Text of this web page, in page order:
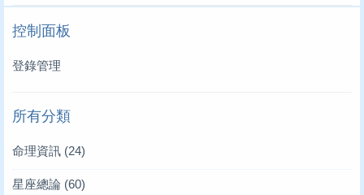
控制面板
登錄管理
所有分類
命理資訊 (24)
星座總論 (60)